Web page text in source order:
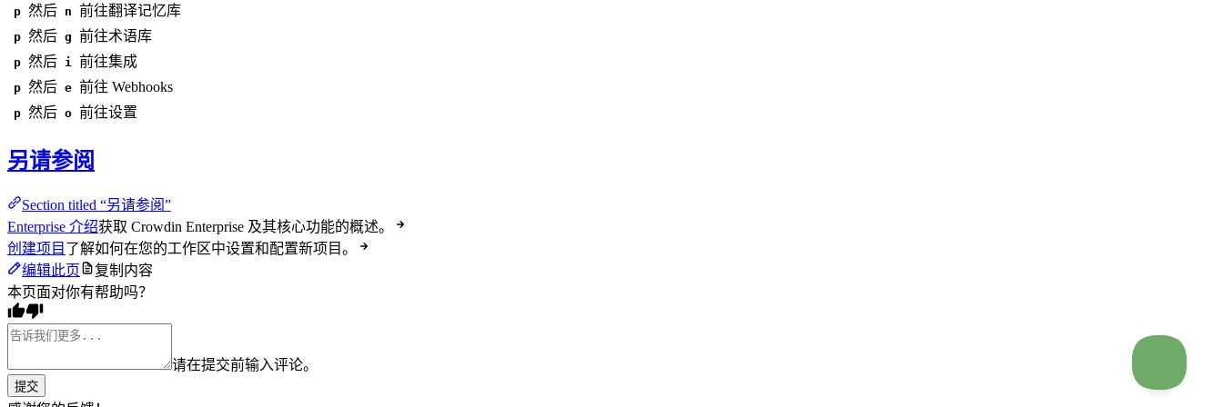
p 然后 n 前往翻译记忆库
p 然后 g 前往术语库
p 然后 i 前往集成
p 然后 e 前往 Webhooks
p 然后 o 前往设置
另请参阅
Section titled “另请参阅”
Enterprise 介绍获取 Crowdin Enterprise 及其核心功能的概述。
创建项目 了解如何在您的工作区中设置和配置新项目。
编辑此页
复制内容
本页面对你有帮助吗？
请在提交前输入评论。
提交